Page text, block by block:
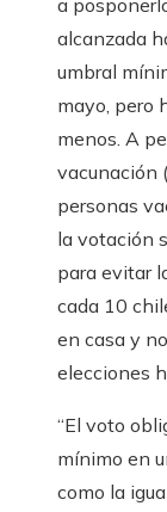
a
alcanzada
umbral
mayo, pero
menos. A
vacunación
personas
la votación
para evitar
cada 10
en casa y
elecciones
“El voto
mínimo en
como la